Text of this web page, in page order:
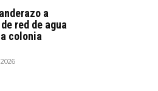
a
red de agua
colonia